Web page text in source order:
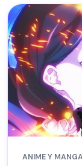
ANIME Y